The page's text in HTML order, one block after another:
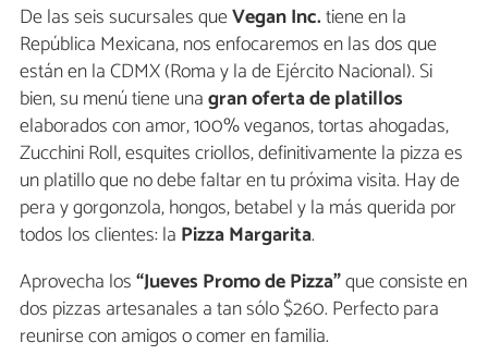
De las seis sucursales queVegan Inc.tiene en la
República Mexicana, nos enfocaremos en las dos que
están en la CDMX (Roma y la de Ejército Nacional). Si
bien, su menú tiene unagranoferta de platillos
elaborados con amor, 100% veganos, tortas ahogadas,
Zucchini Roll, esquites criollos, definitivamente la pizza es
un platillo que no debe faltar en tu próxima visita. Hay de
pera y gorgonzola, hongos, betabel y la más querida por
todos los clientes: la Pizza Margarita.
Aprovecha los“Jueves Promo de Pizza”que consiste en
dos pizzas artesanales a tan sólo $260. Perfecto para
reunirse con amigos o comer en familia.